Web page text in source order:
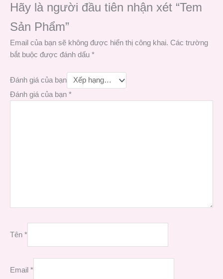
Hãy là người đầu tiên nhận xét “Tem
Sản Phẩm”
Email của bạn sẽ không được hiển thị công khai. Các trường
bắt buộc được đánh dấu *
Đánh giá của bạn
Đánh giá của bạn *
Tên *
Email *